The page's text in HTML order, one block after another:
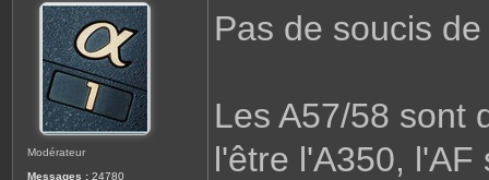
Modérateur
Messages : 24780
a
Pas de soucis
Les A57/58 sont
l'être l'A350, l'AF